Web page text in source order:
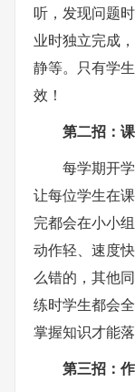
听，发现问题
业时独立完成
静等。只有学
效！
第二招：
每学期开
让每位学生在
完都会在小小
动作轻、速度
么错的，其他
练时学生都会
掌握知识才能
第三招：